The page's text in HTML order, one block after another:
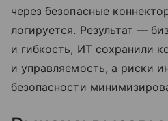
через безопасные
логируется. Результат —
и гибкость, ИТ сохранили
и управляемость, а риски
безопасности